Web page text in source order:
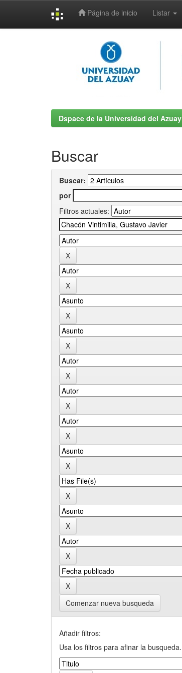
Página de inicio Listar
Dspace de la Universidad del Azuay
Buscar
Buscar:
por
Filtros actuales:
Comenzar nueva busqueda
Añadir filtros:
Usa los filtros para afinar la busqueda.